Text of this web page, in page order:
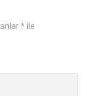
* ile